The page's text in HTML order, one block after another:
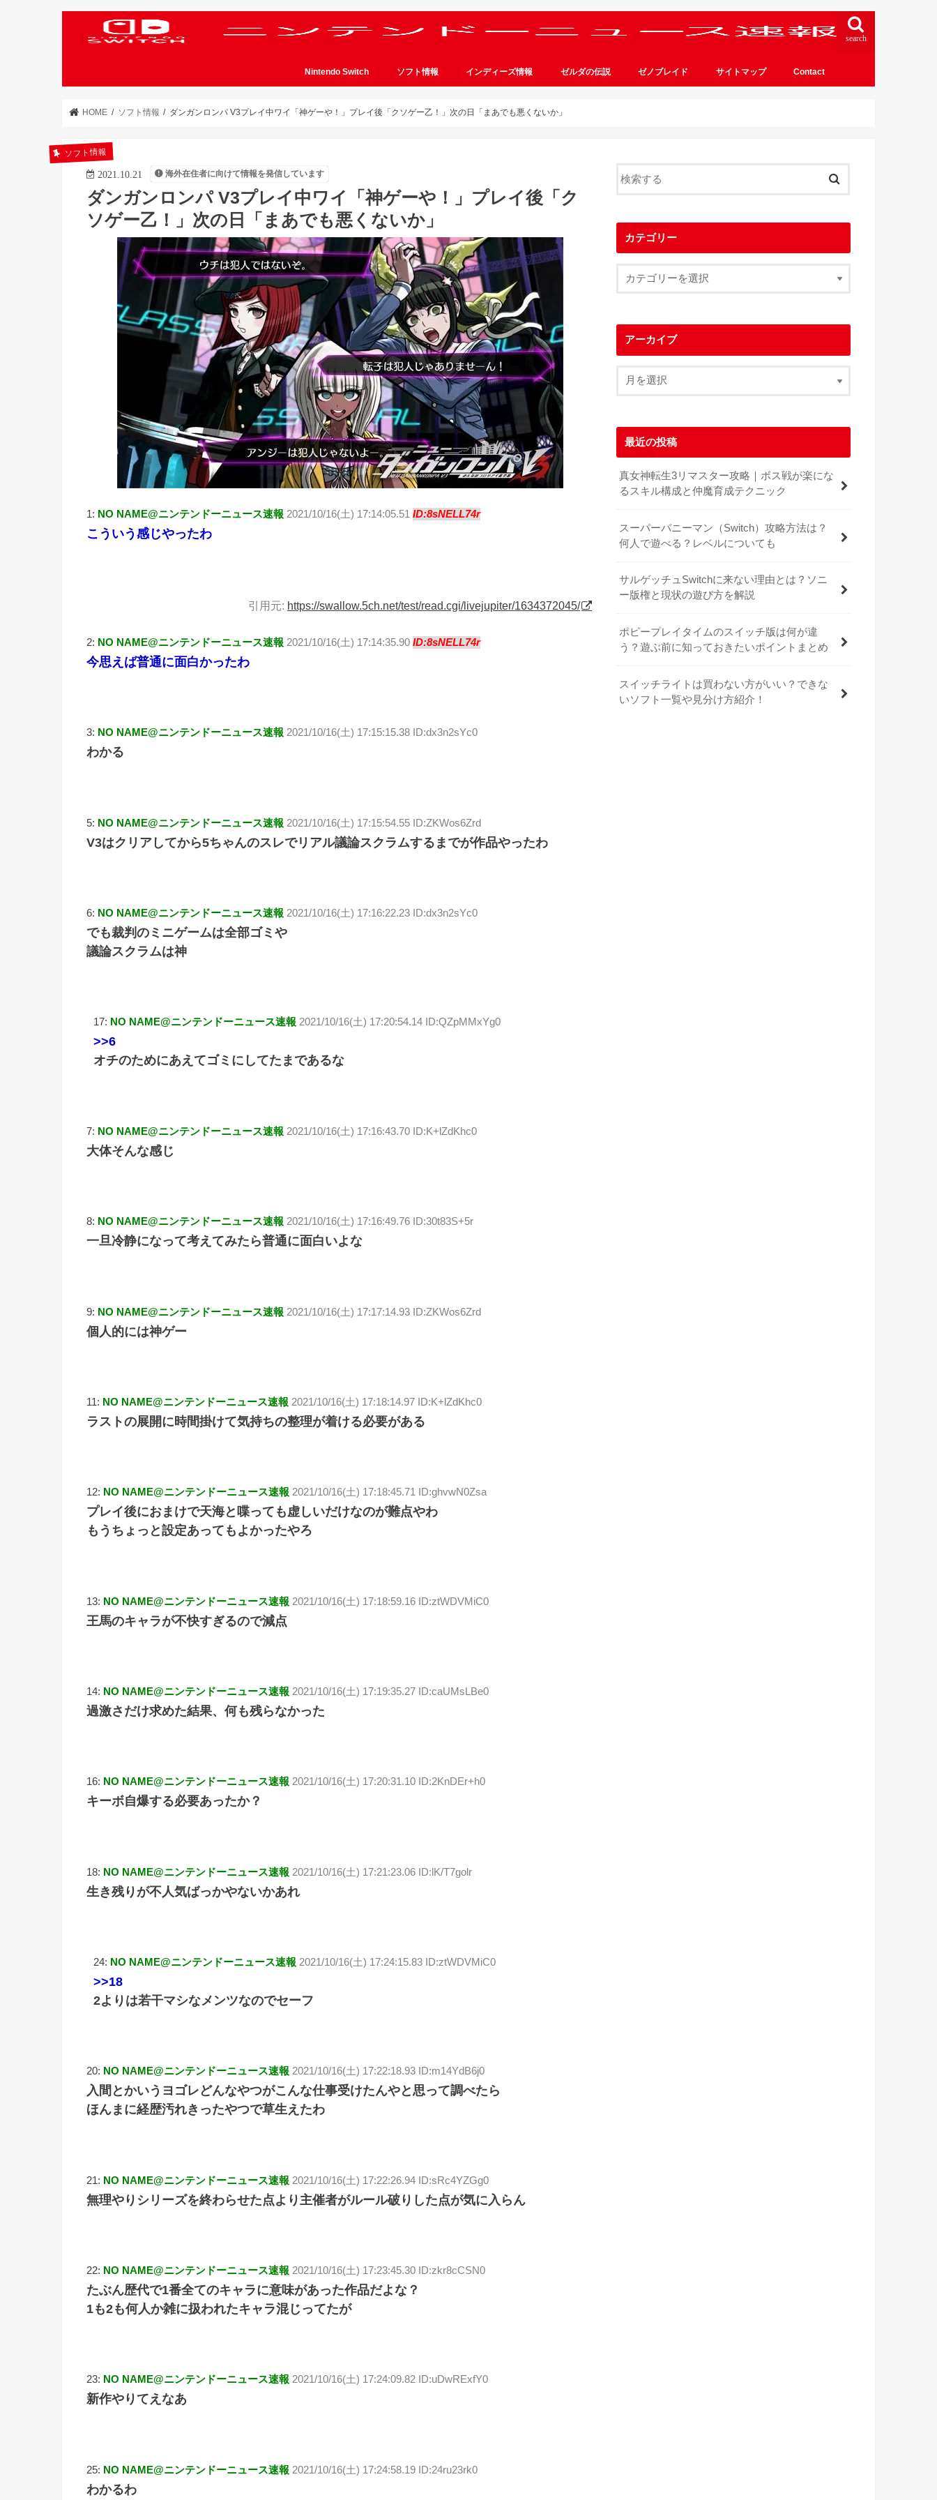
search
Nintendo Switch ソフト情報 インディーズ情報 ゼルダの伝説 ゼノブレイド サイトマップ Contact
HOME ソフト情報 ダンガンロンパ V3プレイ中ワイ「神ゲーや！」プレイ後「クソゲー乙！」次の日「まあでも悪くないか」
ソフト情報
2021.10.21 海外在住者に向けて情報を発信しています
ダンガンロンパ V3プレイ中ワイ「神ゲーや！」プレイ後「ク
ソゲー乙！」次の日「まあでも悪くないか」
1: NO NAME@ニンテンドーニュース速報 2021/10/16(土) 17:14:05.51 ID:8sNELL74r
こういう感じやったわ
引用元: https://swallow.5ch.net/test/read.cgi/livejupiter/1634372045/
2: NO NAME@ニンテンドーニュース速報 2021/10/16(土) 17:14:35.90 ID:8sNELL74r
今思えば普通に面白かったわ
3: NO NAME@ニンテンドーニュース速報 2021/10/16(土) 17:15:15.38 ID:dx3n2sYc0
わかる
5: NO NAME@ニンテンドーニュース速報 2021/10/16(土) 17:15:54.55 ID:ZKWos6Zrd
V3はクリアしてから5ちゃんのスレでリアル議論スクラムするまでが作品やったわ
6: NO NAME@ニンテンドーニュース速報 2021/10/16(土) 17:16:22.23 ID:dx3n2sYc0
でも裁判のミニゲームは全部ゴミや
議論スクラムは神
17: NO NAME@ニンテンドーニュース速報 2021/10/16(土) 17:20:54.14 ID:QZpMMxYg0
>>6
オチのためにあえてゴミにしてたまであるな
7: NO NAME@ニンテンドーニュース速報 2021/10/16(土) 17:16:43.70 ID:K+lZdKhc0
大体そんな感じ
8: NO NAME@ニンテンドーニュース速報 2021/10/16(土) 17:16:49.76 ID:30t83S+5r
一旦冷静になって考えてみたら普通に面白いよな
9: NO NAME@ニンテンドーニュース速報 2021/10/16(土) 17:17:14.93 ID:ZKWos6Zrd
個人的には神ゲー
11: NO NAME@ニンテンドーニュース速報 2021/10/16(土) 17:18:14.97 ID:K+lZdKhc0
ラストの展開に時間掛けて気持ちの整理が着ける必要がある
12: NO NAME@ニンテンドーニュース速報 2021/10/16(土) 17:18:45.71 ID:ghvwN0Zsa
プレイ後におまけで天海と喋っても虚しいだけなのが難点やわ
もうちょっと設定あってもよかったやろ
13: NO NAME@ニンテンドーニュース速報 2021/10/16(土) 17:18:59.16 ID:ztWDVMiC0
王馬のキャラが不快すぎるので減点
14: NO NAME@ニンテンドーニュース速報 2021/10/16(土) 17:19:35.27 ID:caUMsLBe0
過激さだけ求めた結果、何も残らなかった
16: NO NAME@ニンテンドーニュース速報 2021/10/16(土) 17:20:31.10 ID:2KnDEr+h0
キーボ自爆する必要あったか？
18: NO NAME@ニンテンドーニュース速報 2021/10/16(土) 17:21:23.06 ID:lK/T7golr
生き残りが不人気ばっかやないかあれ
24: NO NAME@ニンテンドーニュース速報 2021/10/16(土) 17:24:15.83 ID:ztWDVMiC0
>>18
2よりは若干マシなメンツなのでセーフ
20: NO NAME@ニンテンドーニュース速報 2021/10/16(土) 17:22:18.93 ID:m14YdB6j0
入間とかいうヨゴレどんなやつがこんな仕事受けたんやと思って調べたら
ほんまに経歴汚れきったやつで草生えたわ
21: NO NAME@ニンテンドーニュース速報 2021/10/16(土) 17:22:26.94 ID:sRc4YZGg0
無理やりシリーズを終わらせた点より主催者がルール破りした点が気に入らん
22: NO NAME@ニンテンドーニュース速報 2021/10/16(土) 17:23:45.30 ID:zkr8cCSN0
たぶん歴代で1番全てのキャラに意味があった作品だよな？
1も2も何人か雑に扱われたキャラ混じってたが
23: NO NAME@ニンテンドーニュース速報 2021/10/16(土) 17:24:09.82 ID:uDwRExfY0
新作やりてえなあ
25: NO NAME@ニンテンドーニュース速報 2021/10/16(土) 17:24:58.19 ID:24ru23rk0
わかるわ
カテゴリー
アーカイブ
最近の投稿
真女神転生3リマスター攻略｜ボス戦が楽にな
るスキル構成と仲魔育成テクニック
スーパーバニーマン（Switch）攻略方法は？
何人で遊べる？レベルについても
サルゲッチュSwitchに来ない理由とは？ソニ
ー版権と現状の遊び方を解説
ポピープレイタイムのスイッチ版は何が違
う？遊ぶ前に知っておきたいポイントまとめ
スイッチライトは買わない方がいい？できな
いソフト一覧や見分け方紹介！